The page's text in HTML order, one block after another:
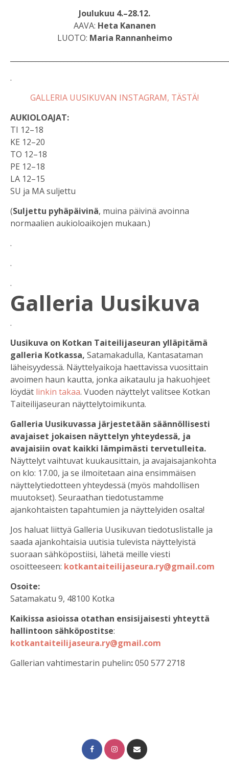
Joulukuu 4.–28.12.
AAVA: Heta Kananen
LUOTO: Maria Rannanheimo
.
GALLERIA UUSIKUVAN INSTAGRAM, TÄSTÄ!
AUKIOLOAJAT:
TI 12–18
KE 12–20
TO 12–18
PE 12–18
LA 12–15
SU ja MA suljettu
(Suljettu pyhäpäivinä, muina päivinä avoinna
normaalien aukioloaikojen mukaan.)
.
.
.
Galleria Uusikuva
.
Uusikuva on Kotkan Taiteilijaseuran ylläpitämä
galleria Kotkassa, Satamakadulla, Kantasataman
läheisyydessä. Näyttelyaikoja haettavissa vuosittain
avoimen haun kautta, jonka aikataulu ja hakuohjeet
löydät linkin takaa. Vuoden näyttelyt valitsee Kotkan
Taiteilijaseuran näyttelytoimikunta.
Galleria Uusikuvassa järjestetään säännöllisesti
avajaiset jokaisen näyttelyn yhteydessä, ja
avajaisiin ovat kaikki lämpimästi tervetulleita.
Näyttelyt vaihtuvat kuukausittain, ja avajaisajankohta
on klo: 17.00, ja se ilmoitetaan aina ensimmäisen
näyttelytiedotteen yhteydessä (myös mahdollisen
muutokset). Seuraathan tiedotustamme
ajankohtaisten tapahtumien ja näyttelyiden osalta!
Jos haluat liittyä Galleria Uusikuvan tiedotuslistalle ja
saada ajankohtaisia uutisia tulevista näyttelyistä
suoraan sähköpostiisi, lähetä meille viesti
osoitteeseen: kotkantaiteilijaseura.ry@gmail.com
Osoite:
Satamakatu 9, 48100 Kotka
Kaikissa asioissa otathan ensisijaisesti yhteyttä
hallintoon sähköpostitse:
kotkantaiteilijaseura.ry@gmail.com
Gallerian vahtimestarin puhelin:050 577 2718